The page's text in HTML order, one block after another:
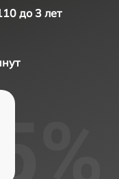
до 3 лет